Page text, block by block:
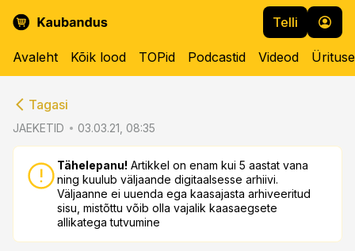
Telli
Avaleht Kõik lood TOPid Podcastid Videod
Tagasi
JAEKETID 03.03.21, 08:35
Tähelepanu! Artikkel on enam kui 5 aastat vana
ning kuulub väljaande digitaalsesse arhiivi.
Väljaanne ei uuenda ega kaasajasta arhiveeritud
sisu, mistõttu võib olla vajalik kaasaegsete
allikatega tutvumine